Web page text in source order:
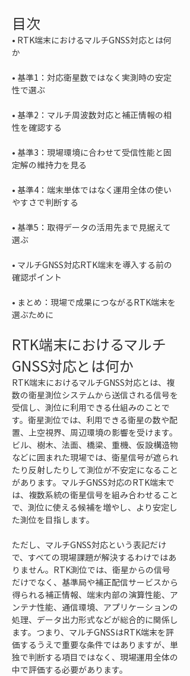
目次
• RTK端末におけるマルチGNSS対応とは何
• 基準1：対応衛星数ではなく実測時の安定
• 基準2：マルチ周波数対応と補正情報の相
• 基準3：現場環境に合わせて受信性能と固
• 基準4：端末単体ではなく運用全体の使い
• 基準5：取得データの活用先まで見据えて
• マルチGNSS対応RTK端末を導入する前の
• まとめ：現場で成果につながるRTK端末を
選ぶために
RTK端末におけるマルチ
GNSS対応とは何か
RTK端末におけるマルチGNSS対応とは、複
数の衛星測位システムから送信される信号を
受信し、測位に利用できる仕組みのことで
す。衛星測位では、利用できる衛星の数や配
置、上空視界、周辺環境の影響を受けます。
ビル、樹木、法面、橋梁、重機、仮設構造物
などに囲まれた現場では、衛星信号が遮られ
たり反射したりして測位が不安定になること
があります。マルチGNSS対応のRTK端末で
は、複数系統の衛星信号を組み合わせること
で、測位に使える候補を増やし、より安定し
た測位を目指します。
ただし、マルチGNSS対応という表記だけ
で、すべての現場課題が解決するわけではあ
りません。RTK測位では、衛星からの信号
だけでなく、基準局や補正配信サービスから
得られる補正情報、端末内部の演算性能、ア
ンテナ性能、通信環境、アプリケーションの
処理、データ出力形式などが総合的に関係し
ます。つまり、マルチGNSSはRTK端末を評
価するうえで重要な条件ではありますが、単
独で判断する項目ではなく、現場運用全体の
中で評価する必要があります。